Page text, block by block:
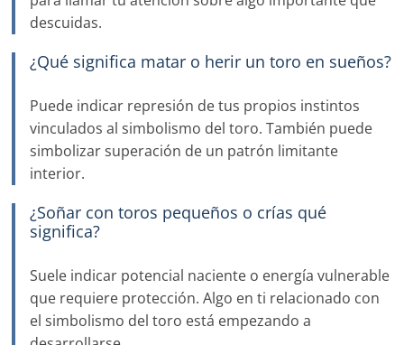
descuidas.
¿Qué significa matar o herir un toro en sueños?
Puede indicar represión de tus propios instintos
vinculados al simbolismo del toro. También puede
simbolizar superación de un patrón limitante
interior.
¿Soñar con toros pequeños o crías qué
significa?
Suele indicar potencial naciente o energía vulnerable
que requiere protección. Algo en ti relacionado con
el simbolismo del toro está empezando a